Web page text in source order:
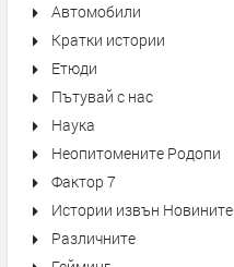
Автомобили
Кратки истории
Етюди
Пътувай с нас
Наука
Неопитомените Родопи
Фактор 7
Истории извън Новините
Различните